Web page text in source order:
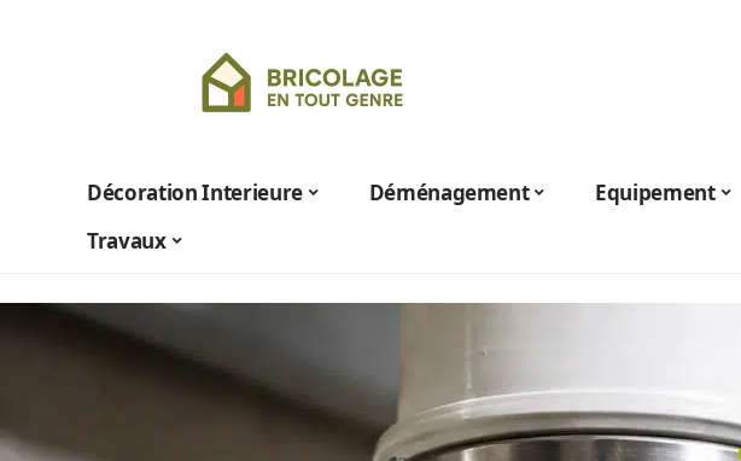
Décoration Interieure Déménagement Equipement
Travaux